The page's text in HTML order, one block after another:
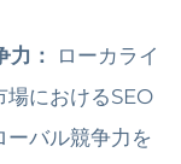
：
ローカライ
場におけるSEO
ーバル競争力を